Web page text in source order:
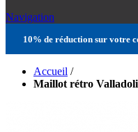
Navigation
10% de réduction sur votre
Accueil /
Maillot rétro